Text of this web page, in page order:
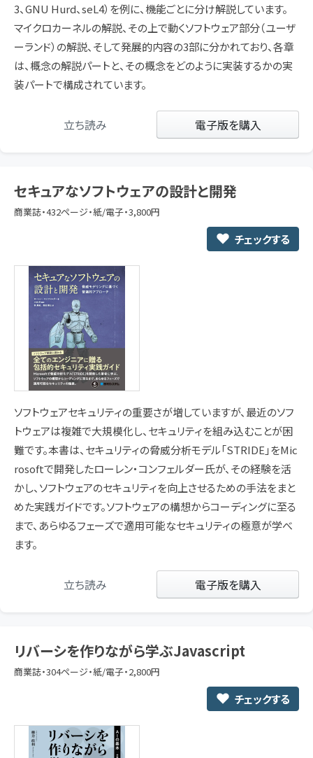
3、GNU Hurd、seL4）を例に、機能ごとに分け解説しています。
マイクロカーネルの解説、その上で動くソフトウェア部分（ユーザ
ーランド）の解説、そして発展的内容の3部に分かれており、各章
は、概念の解説パートと、その概念をどのように実装するかの実
装パートで構成されています。
立ち読み 電子版を購入
セキュアなソフトウェアの設計と開発
商業誌・432ページ・紙/電子・3,800円
チェックする
ソフトウェアセキュリティの重要さが増していますが、最近のソフ
トウェアは複雑で大規模化し、セキュリティを組み込むことが困
難です。本書は、セキュリティの脅威分析モデル「STRIDE」をMic
rosoftで開発したローレン・コンフェルダー氏が、その経験を活
かし、ソフトウェアのセキュリティを向上させるための手法をまと
めた実践ガイドです。ソフトウェアの構想からコーディングに至る
まで、あらゆるフェーズで適用可能なセキュリティの極意が学べ
ます。
立ち読み 電子版を購入
リバーシを作りながら学ぶJavascript
商業誌・304ページ・紙/電子・2,800円
チェックする